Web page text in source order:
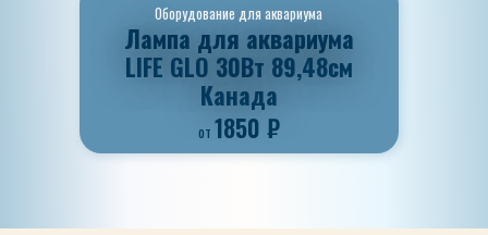
Оборудование для аквариума
Лампа для аквариума
LIFE GLO 30Bт 89,48см
Канада
от 1850 ₽